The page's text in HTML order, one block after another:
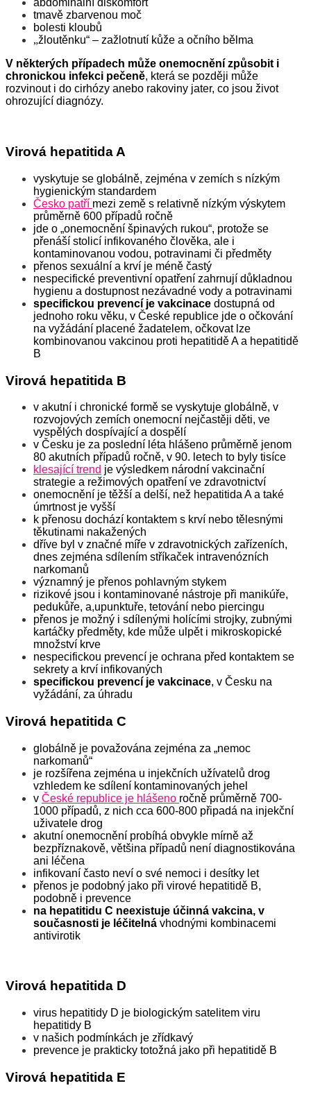
abdominální diskomfort
tmavě zbarvenou moč
bolesti kloubů
„žloutěnku“ – zažlotnutí kůže a očního bělma
V některých případech může onemocnění způsobit i
chronickou infekci pečeně, která se později může
rozvinout i do cirhózy anebo rakoviny jater, co jsou život
ohrozující diagnózy.
Virová hepatitida A
vyskytuje se globálně, zejména v zemích s nízkým
hygienickým standardem
Česko patří mezi země s relativně nízkým výskytem
průměrně 600 případů ročně
jde o „onemocnění špinavých rukou“, protože se
přenáší stolicí infikovaného člověka, ale i
kontaminovanou vodou, potravinami či předměty
přenos sexuální a krví je méně častý
nespecifické preventivní opatření zahrnují důkladnou
hygienu a dostupnost nezávadné vody a potravinami
specifickou prevencí je vakcinace dostupná od
jednoho roku věku, v České republice jde o očkování
na vyžádání placené žadatelem, očkovat lze
kombinovanou vakcinou proti hepatitidě A a hepatitidě
B
Virová hepatitida B
v akutní i chronické formě se vyskytuje globálně, v
rozvojových zemích onemocní nejčastěji děti, ve
vyspělých dospívající a dospělí
v Česku je za poslední léta hlášeno průměrně jenom
80 akutních případů ročně, v 90. letech to byly tisíce
klesající trend je výsledkem národní vakcinační
strategie a režimových opatření ve zdravotnictví
onemocnění je těžší a delší, než hepatitida A a také
úmrtnost je vyšší
k přenosu dochází kontaktem s krví nebo tělesnými
těkutinami nakažených
dříve byl v značné míře v zdravotnických zařízeních,
dnes zejména sdílením stříkaček intravenózních
narkomanů
významný je přenos pohlavným stykem
rizikové jsou i kontaminované nástroje při manikúře,
pedukůře, a,upunktuře, tetování nebo piercingu
přenos je možný i sdílenými holícími strojky, zubnými
kartáčky předměty, kde může ulpět i mikroskopické
množství krve
nespecifickou prevencí je ochrana před kontaktem se
sekrety a krví infikovaných
specifickou prevencí je vakcinace, v Česku na
vyžádání, za úhradu
Virová hepatitida C
globálně je považována zejména za „nemoc
narkomanů“
je rozšířena zejména u injekčních užívatelů drog
vzhledem ke sdílení kontaminovaných jehel
v České republice je hlášeno ročně průměrně 700-
1000 případů, z nich cca 600-800 připadá na injekční
uživatele drog
akutní onemocnění probíhá obvykle mírně až
bezpříznakově, většina případů není diagnostikována
ani léčena
infikovaní často neví o své nemoci i desítky let
přenos je podobný jako při virové hepatitidě B,
podobně i prevence
na hepatitidu C neexistuje účinná vakcina, v
současnosti je léčitelná vhodnými kombinacemi
antivirotik
Virová hepatitida D
virus hepatitidy D je biologickým satelitem viru
hepatitidy B
v našich podmínkách je zřídkavý
prevence je prakticky totožná jako při hepatitidě B
Virová hepatitida E